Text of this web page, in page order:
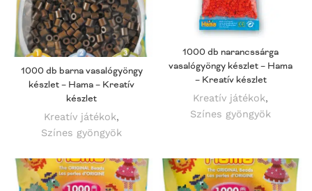
1000 db barna vasalógyöngy
készlet – Hama – Kreatív
készlet
Kreatív játékok,
Színes gyöngyök
1000 db narancssárga
vasalógyöngy készlet – Hama
– Kreatív készlet
Kreatív játékok,
Színes gyöngyök